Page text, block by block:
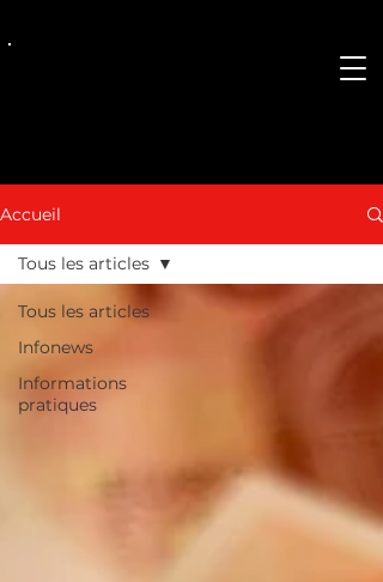
Accueil
Tous les articles
Infonews
Informations
pratiques
Tous les articles